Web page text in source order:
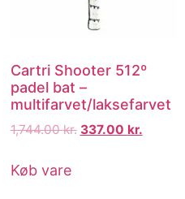
Cartri Shooter 512º
padel bat –
multifarvet/laksefarvet
1,744.00kr. 337.00 kr.
Køb vare